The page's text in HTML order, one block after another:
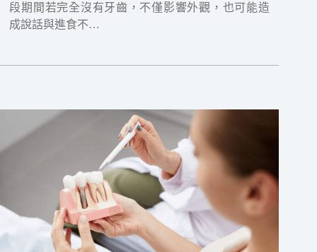
段期間若完全沒有牙齒，不僅影響外觀，也可能造
成說話與進食不…